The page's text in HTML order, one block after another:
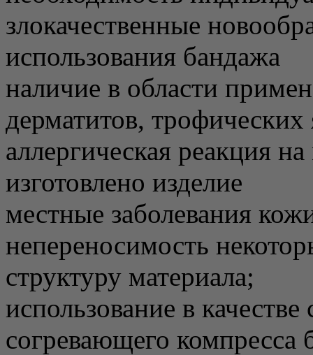
злокачественные
использования бандажа
наличие в области
дерматитов,
аллергическая реакция
изготовлено изделие
местные заболевания
непереносимость
структуру материала;
использование в
согревающего компресса